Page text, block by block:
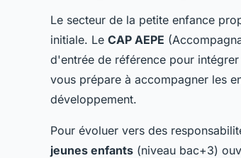
Le secteur de la petite enfance
initiale. Le CAP AEPE
d'entrée de référence pour
vous prépare à accompagner les
développement.
Pour évoluer vers des
jeunes enfants (niveau bac+3)